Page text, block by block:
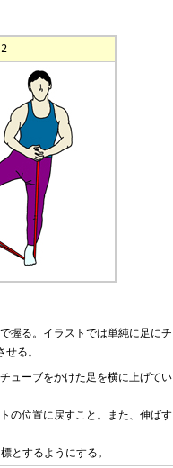
2
握る。イラストでは単純に足にチ
る。
ューブをかけた足を横に上げてい
の位置に戻すこと。また、伸ばす
とするようにする。